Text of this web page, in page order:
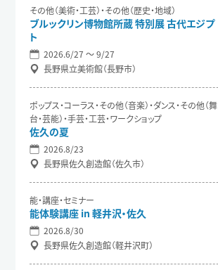
その他（美術・工芸）・その他（歴史・地域）
ブルックリン博物館所蔵 特別展 古代エジプ
ト
2026.6/27 〜 9/27
長野県立美術館（長野市）
ポップス・コーラス・その他（音楽）・ダンス・その他（舞
台・芸能）・手芸・工芸・ワークショップ
佐久の夏
2026.8/23
長野県佐久創造館（佐久市）
能・講座・セミナー
能体験講座 in 軽井沢・佐久
2026.8/30
長野県佐久創造館（軽井沢町）